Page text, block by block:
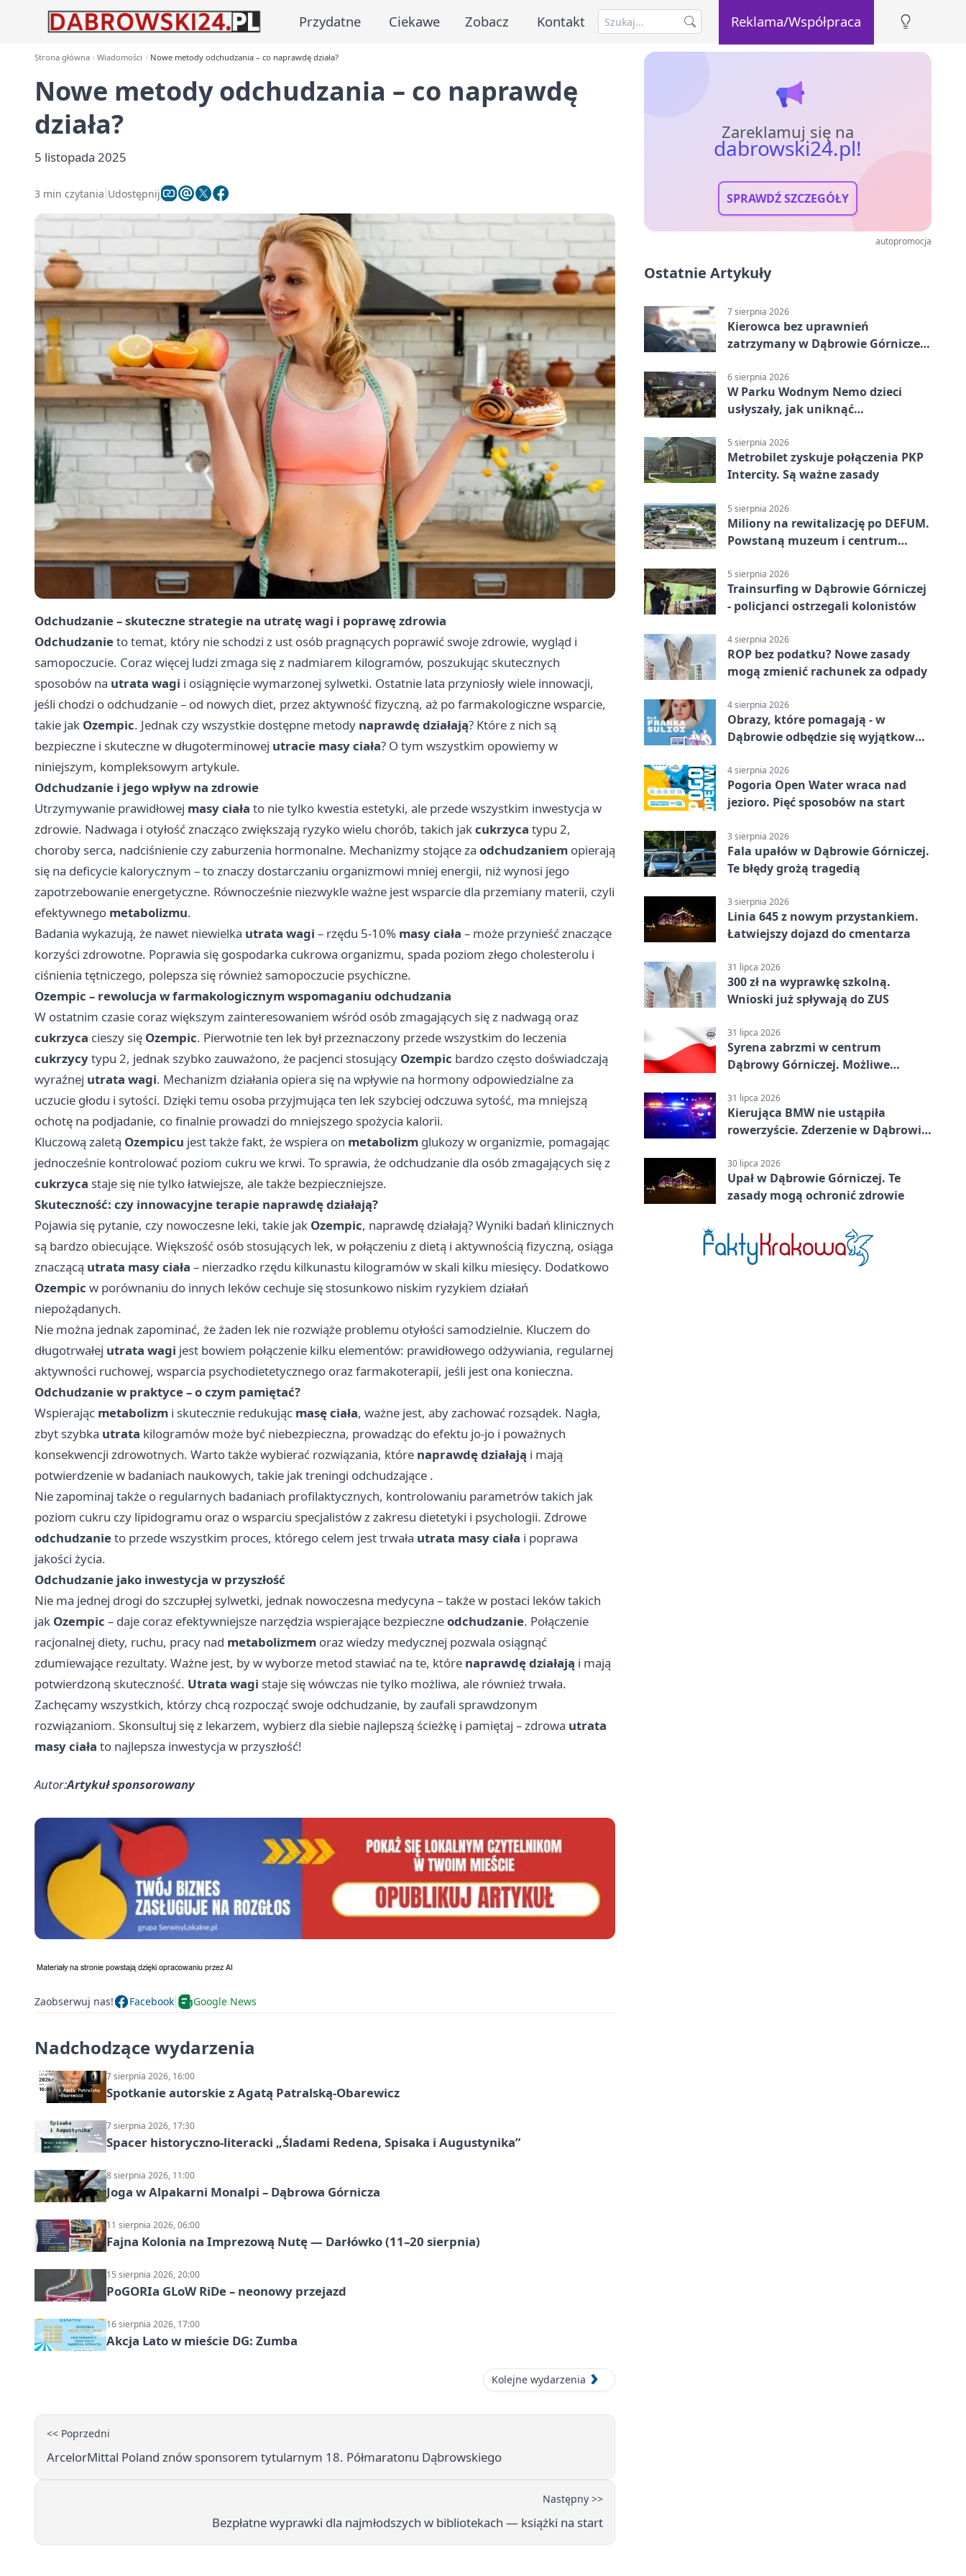
Przydatne Ciekawe Zobacz Kontakt Reklama/Współpraca
Strona główna Wiadomości Nowe metody odchudzania – co naprawdę działa?
Nowe metody odchudzania – co naprawdę
działa?
5 listopada 2025
3 min czytania Udostępnij
Odchudzanie – skuteczne strategie na utratę wagi i poprawę zdrowia
Odchudzanieto temat, który nie schodzi z ust osób pragnących poprawić swoje zdrowie, wygląd i
samopoczucie. Coraz więcej ludzi zmaga się z nadmiarem kilogramów, poszukując skutecznych
sposobów na utrata wagi i osiągnięcie wymarzonej sylwetki. Ostatnie lata przyniosły wiele innowacji,
jeśli chodzi o odchudzanie – od nowych diet, przez aktywność fizyczną, aż po farmakologiczne wsparcie,
takie jak Ozempic. Jednak czy wszystkie dostępne metody naprawdę działają? Które z nich są
bezpieczne i skuteczne w długoterminowej utracie masy ciała? O tym wszystkim opowiemy w
niniejszym, kompleksowym artykule.
Odchudzanie i jego wpływ na zdrowie
Utrzymywanie prawidłowej masy ciała to nie tylko kwestia estetyki, ale przede wszystkim inwestycja w
zdrowie. Nadwaga i otyłość znacząco zwiększają ryzyko wielu chorób, takich jakcukrzyca typu 2,
choroby serca, nadciśnienie czy zaburzenia hormonalne. Mechanizmy stojące za odchudzaniem opierają
się na deficycie kalorycznym – to znaczy dostarczaniu organizmowi mniej energii, niż wynosi jego
zapotrzebowanie energetyczne. Równocześnie niezwykle ważne jest wsparcie dla przemiany materii, czyli
efektywnego metabolizmu.
Badania wykazują, że nawet niewielka utrata wagi – rzędu 5-10% masy ciała – może przynieść znaczące
korzyści zdrowotne. Poprawia się gospodarka cukrowa organizmu, spada poziom złego cholesterolu i
ciśnienia tętniczego, polepsza się również samopoczucie psychiczne.
Ozempic – rewolucja w farmakologicznym wspomaganiu odchudzania
W ostatnim czasie coraz większym zainteresowaniem wśród osób zmagających się z nadwagą oraz
cukrzyca cieszy się Ozempic. Pierwotnie ten lek był przeznaczony przede wszystkim do leczenia
cukrzycytypu 2, jednak szybko zauważono, że pacjenci stosujący Ozempic bardzo często doświadczają
wyraźnej utrata wagi. Mechanizm działania opiera się na wpływie na hormony odpowiedzialne za
uczucie głodu i sytości. Dzięki temu osoba przyjmująca ten lek szybciej odczuwa sytość, ma mniejszą
ochotę na podjadanie, co finalnie prowadzi do mniejszego spożycia kalorii.
Kluczową zaletą Ozempicu jest także fakt, że wspiera on metabolizm glukozy w organizmie, pomagając
jednocześnie kontrolować poziom cukru we krwi. To sprawia, że odchudzanie dla osób zmagających się z
cukrzyca staje się nie tylko łatwiejsze, ale także bezpieczniejsze.
Skuteczność: czy innowacyjne terapie naprawdę działają?
Pojawia się pytanie, czy nowoczesne leki, takie jak Ozempic, naprawdę działają? Wyniki badań klinicznych
są bardzo obiecujące. Większość osób stosujących lek, w połączeniu z dietą i aktywnością fizyczną, osiąga
znaczącą utrata masy ciała – nierzadko rzędu kilkunastu kilogramów w skali kilku miesięcy. Dodatkowo
Ozempic w porównaniu do innych leków cechuje się stosunkowo niskim ryzykiem działań
niepożądanych.
Nie można jednak zapominać, że żaden lek nie rozwiąże problemu otyłości samodzielnie. Kluczem do
długotrwałej utrata wagi jest bowiem połączenie kilku elementów: prawidłowego odżywiania, regularnej
aktywności ruchowej, wsparcia psychodietetycznego oraz farmakoterapii, jeśli jest ona konieczna.
Odchudzanie w praktyce – o czym pamiętać?
Wspierając metabolizm i skutecznie redukując masę ciała, ważne jest, aby zachować rozsądek. Nagła,
zbyt szybka utrata kilogramów może być niebezpieczna, prowadząc do efektu jo-jo i poważnych
konsekwencji zdrowotnych. Warto także wybierać rozwiązania, które naprawdę działają i mają
potwierdzenie w badaniach naukowych, takie jaktreningi odchudzające .
Nie zapominaj także o regularnych badaniach profilaktycznych, kontrolowaniu parametrów takich jak
poziom cukru czy lipidogramu oraz o wsparciu specjalistów z zakresu dietetyki i psychologii. Zdrowe
odchudzanieto przede wszystkim proces, którego celem jest trwała utrata masy ciała i poprawa
jakości życia.
Odchudzanie jako inwestycja w przyszłość
Nie ma jednej drogi do szczupłej sylwetki, jednak nowoczesna medycyna – także w postaci leków takich
jak Ozempic – daje coraz efektywniejsze narzędzia wspierające bezpieczneodchudzanie. Połączenie
racjonalnej diety, ruchu, pracy nad metabolizmem oraz wiedzy medycznej pozwala osiągnąć
zdumiewające rezultaty. Ważne jest, by w wyborze metod stawiać na te, które naprawdę działają i mają
potwierdzoną skuteczność. Utrata wagi staje się wówczas nie tylko możliwa, ale również trwała.
Zachęcamy wszystkich, którzy chcą rozpocząć swoje odchudzanie, by zaufali sprawdzonym
rozwiązaniom. Skonsultuj się z lekarzem, wybierz dla siebie najlepszą ścieżkę i pamiętaj – zdrowa utrata
masy ciała to najlepsza inwestycja w przyszłość!
Autor:Artykuł sponsorowany
Zaobserwuj nas! Facebook Google News
Nadchodzące wydarzenia
7 sierpnia 2026, 16:00
Spotkanie autorskie z Agatą Patralską-Obarewicz
7 sierpnia 2026, 17:30
Spacer historyczno-literacki „Śladami Redena, Spisaka i Augustynika”
8 sierpnia 2026, 11:00
Joga w Alpakarni Monalpi – Dąbrowa Górnicza
11 sierpnia 2026, 06:00
Fajna Kolonia na Imprezową Nutę — Darłówko (11–20 sierpnia)
15 sierpnia 2026, 20:00
PoGORIa GLoW RiDe – neonowy przejazd
16 sierpnia 2026, 17:00
Akcja Lato w mieście DG: Zumba
Kolejne wydarzenia
<< Poprzedni
ArcelorMittal Poland znów sponsorem tytularnym 18. Półmaratonu Dąbrowskiego
Następny >>
Bezpłatne wyprawki dla najmłodszych w bibliotekach — książki na start
Zareklamuj się na
dabrowski24.pl!
SPRAWDŹ SZCZEGÓŁY
autopromocja
Ostatnie Artykuły
7 sierpnia 2026
Kierowca bez uprawnień
zatrzymany w Dąbrowie Górniczej.
6 sierpnia 2026
W Parku Wodnym Nemo dzieci
usłyszały, jak uniknąć
5 sierpnia 2026
Metrobilet zyskuje połączenia PKP
Intercity. Są ważne zasady
5 sierpnia 2026
Miliony na rewitalizację po DEFUM.
Powstaną muzeum i centrum
5 sierpnia 2026
Trainsurfing w Dąbrowie Górniczej
- policjanci ostrzegali kolonistów
4 sierpnia 2026
ROP bez podatku? Nowe zasady
mogą zmienić rachunek za odpady
4 sierpnia 2026
Obrazy, które pomagają - w
Dąbrowie odbędzie się wyjątkowa
4 sierpnia 2026
Pogoria Open Water wraca nad
jezioro. Pięć sposobów na start
3 sierpnia 2026
Fala upałów w Dąbrowie Górniczej.
Te błędy grożą tragedią
3 sierpnia 2026
Linia 645 z nowym przystankiem.
Łatwiejszy dojazd do cmentarza
31 lipca 2026
300 zł na wyprawkę szkolną.
Wnioski już spływają do ZUS
31 lipca 2026
Syrena zabrzmi w centrum
Dąbrowy Górniczej. Możliwe
31 lipca 2026
Kierująca BMW nie ustąpiła
rowerzyście. Zderzenie w Dąbrowie
30 lipca 2026
Upał w Dąbrowie Górniczej. Te
zasady mogą ochronić zdrowie